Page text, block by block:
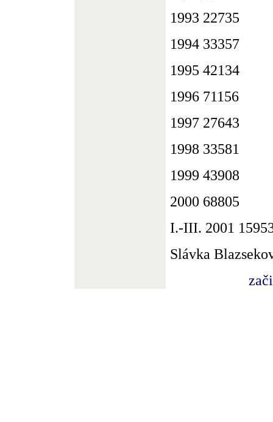
1993 22735
1994 33357
1995 42134
1996 71156
1997 27643
1998 33581
1999 43908
2000 68805
I.-III. 2001
Slávka